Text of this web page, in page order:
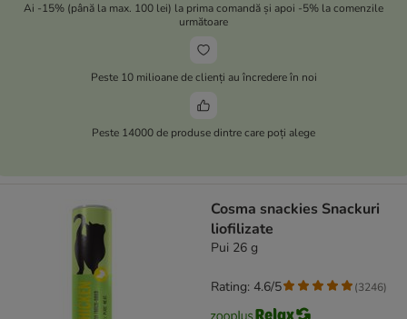
Ai -15% (până la max. 100 lei) la prima comandă și apoi -5% la comenzile
următoare
Peste 10 milioane de clienți au încredere în noi
Peste 14000 de produse dintre care poți alege
Cosma snackies Snackuri
liofilizate
Pui 26 g
Rating: 4.6/5 (3246)